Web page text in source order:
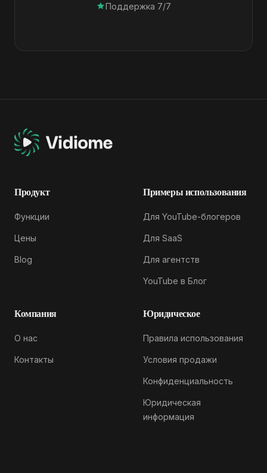
Поддержка 7/7
Продукт
Функции
Цены
Blog
Примеры использования
Для YouTube-блогеров
Для SaaS
Для агентств
YouTube в Блог
Компания
О нас
Контакты
Юридическое
Правила использования
Условия продажи
Конфиденциальность
Юридическая
информация